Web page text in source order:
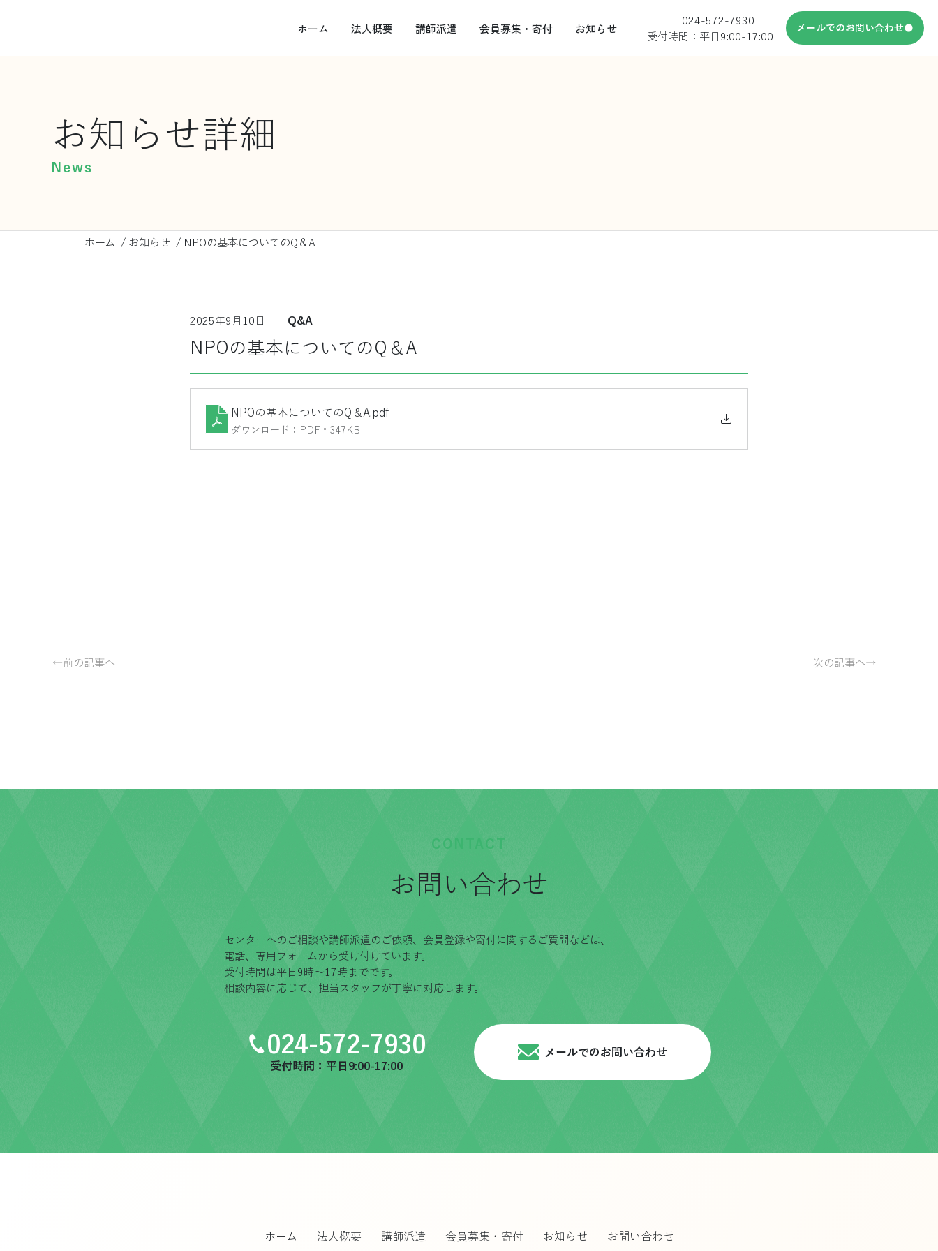
ホーム 法人概要 講師派遣 会員募集・寄付 お知らせ
024-572-7930
受付時間：平日9:00-17:00
メールでのお問い合わせ
お知らせ詳細
News
ホーム / お知らせ / NPOの基本についてのQ＆A
2025年9月10日 Q&A
NPOの基本についてのQ＆A
NPOの基本についてのQ＆A .pdf
ダウンロード：PDF • 347KB
←前の記事へ 次の記事へ→
CONTACT
お問い合わせ
センターへのご相談や講師派遣のご依頼、会員登録や寄付に関するご質問などは、
電話、専用フォームから受け付けています。
受付時間は平日9時〜17時までです。
相談内容に応じて、担当スタッフが丁寧に対応します。
024-572-7930
受付時間：平日9:00-17:00
メールでのお問い合わせ
ホーム 法人概要 講師派遣 会員募集・寄付 お知らせ お問い合わせ